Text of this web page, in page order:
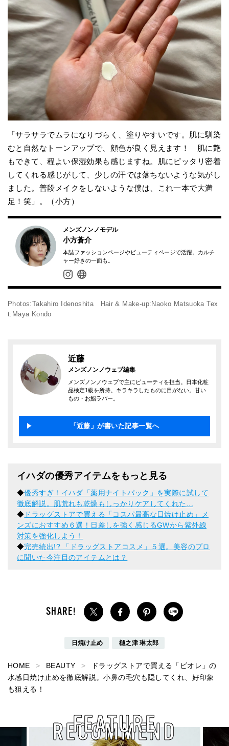
「サラサラでムラになりづらく、塗りやすいです。肌に馴染
むと自然なトーンアップで、顔色が良く見えます！ 肌に艶
もできて、程よい保湿効果も感じますね。肌にピッタリ密着
してくれる感じがして、少しの汗では落ちないような気がし
ました。普段メイクをしないような僕は、これ一本で大満
足！笑」。（小方）
メンズノンノモデル
小方蒼介
本誌ファッションページやビューティページで活躍。カルチ
ャー好きの一面も。
Photos:Takahiro Idenoshita Hair & Make-up:Naoko Matsuoka Tex
t:Maya Kondo
近藤
メンズノンノウェブ編集
メンズノンノウェブで主にビューティを担当。日本化粧
品検定1級を所持。キラキラしたものに目がない。甘い
もの・お鮨ラバー。
「近藤」が書いた記事一覧へ
イハダの優秀アイテムをもっと見る
◆優秀すぎ！イハダ「薬用ナイトパック」を実際に試して
徹底解説。肌荒れも乾燥もしっかりケアしてくれた...
◆ ドラッグストアで買える「コスパ最高な日焼け止め」メ
ンズにおすすめ６選！日差しを強く感じるGWから紫外線
対策を強化しよう！
◆完売続出!? 「ドラッグストアコスメ」５選。美容のプロ
に聞いた今注目のアイテムとは？
日焼け止め 樋之津 琳太郎
HOME BEAUTY
ドラッグストアで買える「ビオレ」の
水感日焼け止めを徹底解説。小鼻の毛穴も隠してくれ、好印象
も狙える！
RECOMMEND
FEATURE